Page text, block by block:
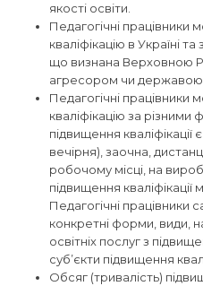
якості освіти.
Педагогічні працівники
кваліфікацію в Україні
що визнана Верховною
агресором чи
Педагогічні працівники
кваліфікацію за
підвищення кваліфікації
вечірня), заочна,
робочому місці, на
підвищення
Педагогічні працівники
конкретні форми, види,
освітніх послуг з
суб’єкти підвищення
Обсяг (тривалість)